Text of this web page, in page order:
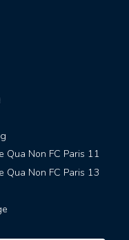
Qua Non FC Paris 11
Qua Non FC Paris 13